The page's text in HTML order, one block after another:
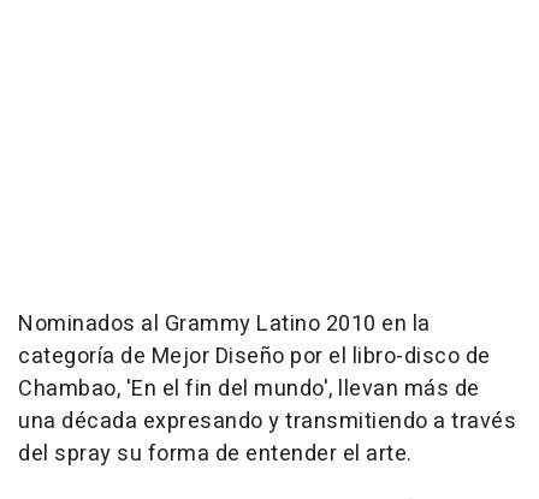
Nominados al Grammy Latino 2010 en la
categoría de Mejor Diseño por el libro-disco de
Chambao, 'En el fin del mundo', llevan más de
una década expresando y transmitiendo a través
del spray su forma de entender el arte.